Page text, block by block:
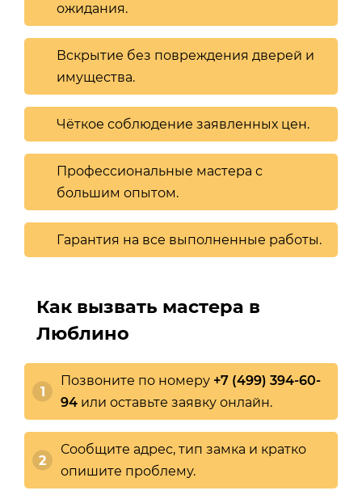
ожидания.
Вскрытие без повреждения дверей и
имущества.
Чёткое соблюдение заявленных цен.
Профессиональные мастера с
большим опытом.
Гарантия на все выполненные работы.
Как вызвать мастера в
Люблино
Позвоните по номеру +7 (499) 394-60-
94 или оставьте заявку онлайн.
Сообщите адрес, тип замка и кратко
опишите проблему.